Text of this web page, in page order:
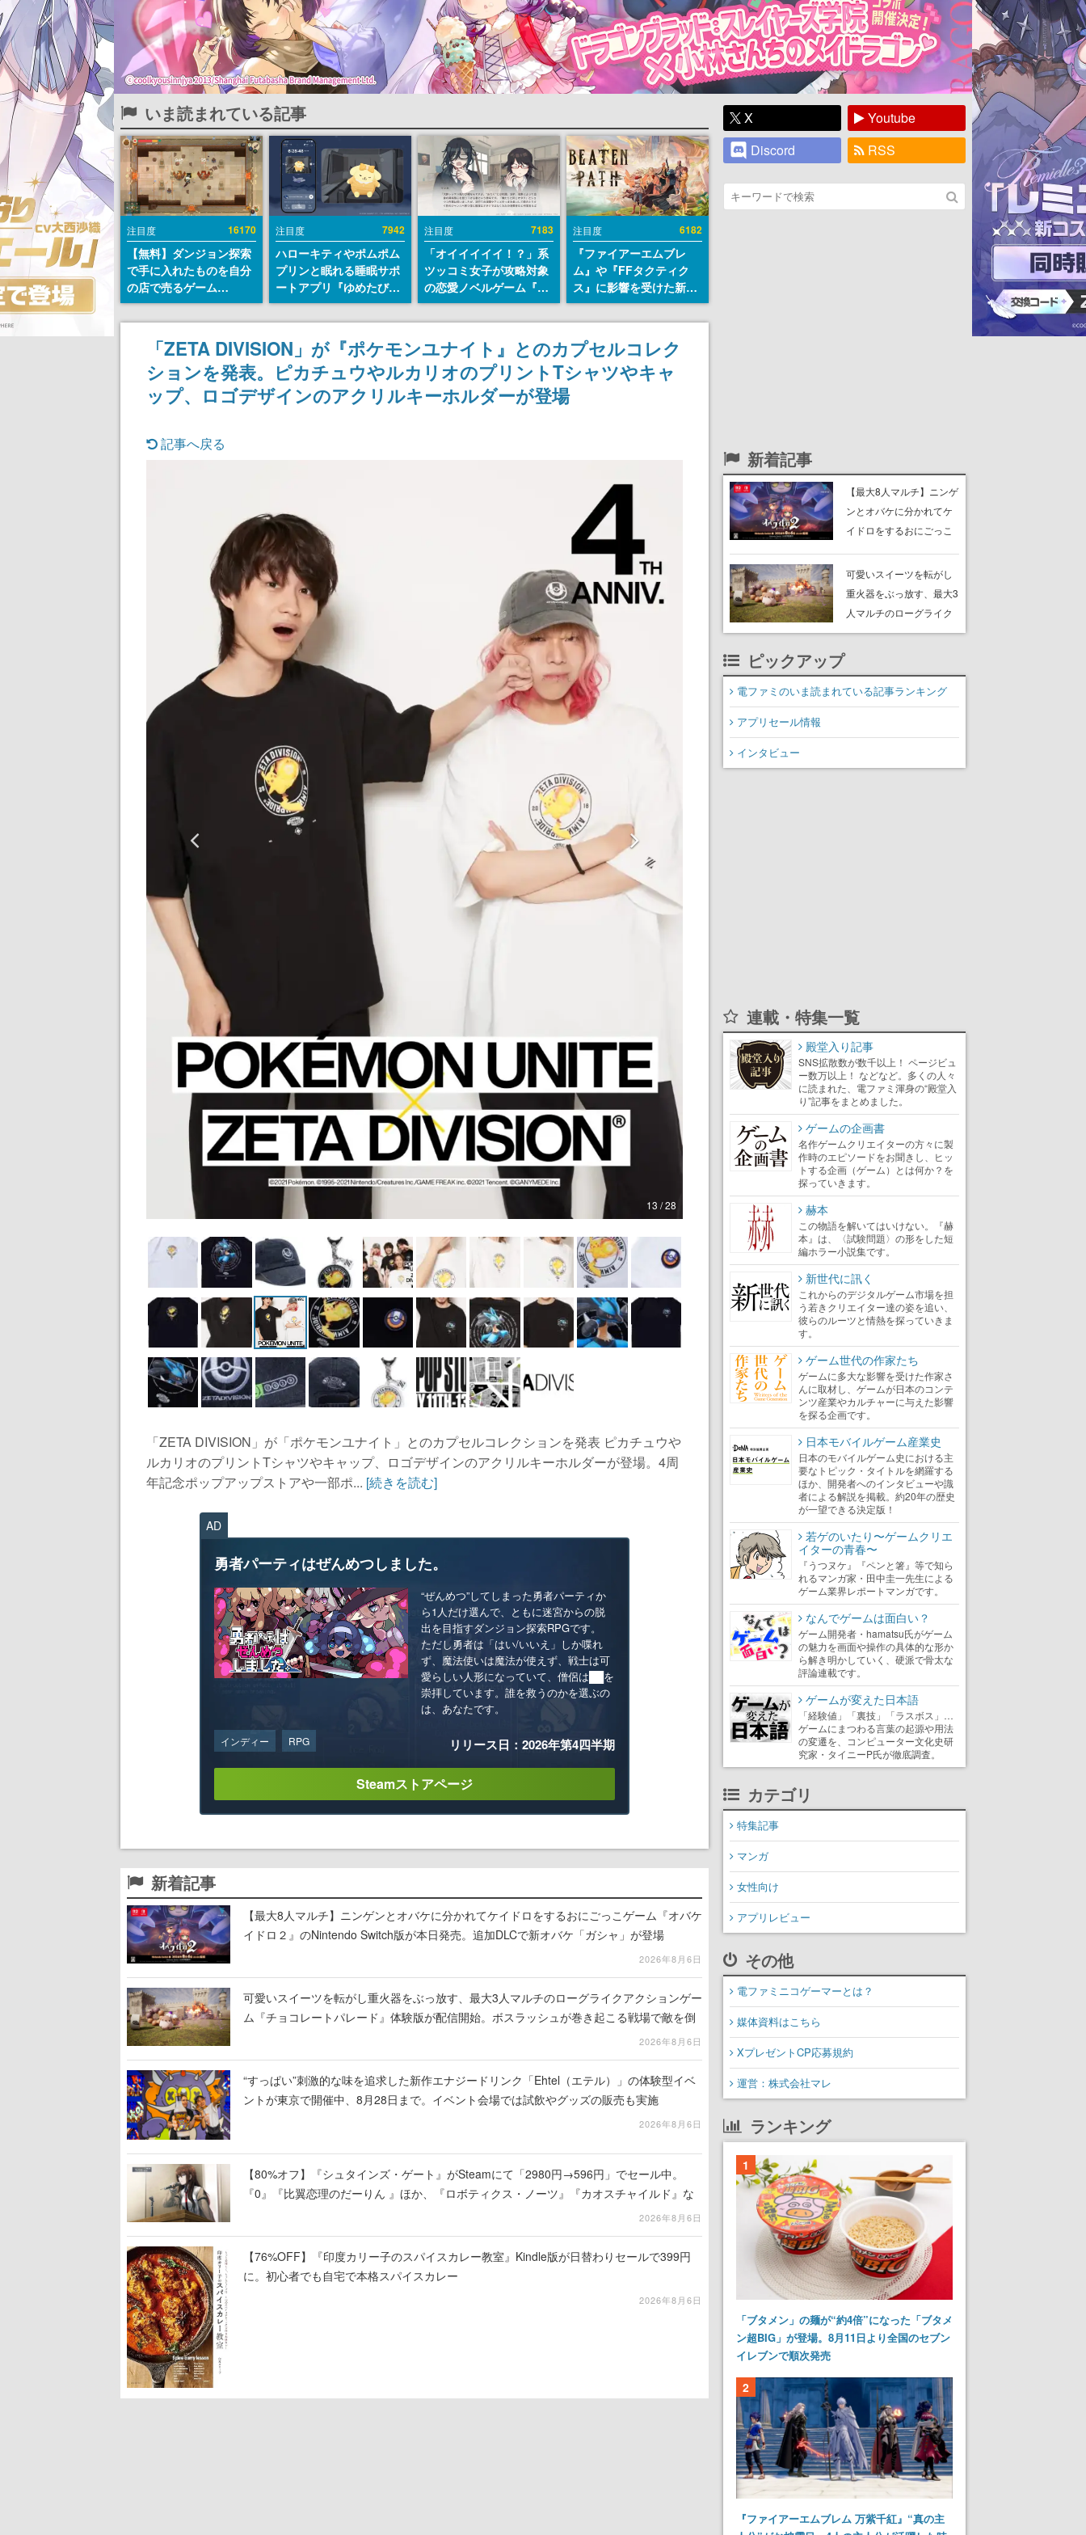
いま読まれている記事
注目度 16170
【無料】ダンジョン探索
で手に入れたものを自分
の店で売るゲーム
『Moonlighter』が
Steamにて無料配布中！
続編『Moonlighter 2』
の9月2日正式リリースを
記念したキャンペーン
注目度 7942
ハローキティやポムポム
プリンと眠れる睡眠サポ
ートアプリ『ゆめたび』
が配信中。キャラごとの
ASMRや目覚ましアラー
ムも搭載
注目度 7183
「オイイイイイ！？」系
ツッコミ女子が攻略対象
の恋愛ノベルゲーム『美
術部カノジョ』Steamス
トアページが公開。「お
前らーそろそろ自重しろ
ー？＾＾」暗黒微笑の夢
女子や、萌え声不思議ち
ゃん女子と青春を謳歌
注目度 6182
『ファイアーエムブレ
ム』や『FFタクティク
ス』に影響を受けた新作
戦略RPG『Beaten
Path』2027年に発売
へ。PC（Steam）、
PS5、Xbox、Switch向
けにリリース予定
「ZETA DIVISION」が『ポケモンユナイト』とのカプセルコレク
ションを発表。ピカチュウやルカリオのプリントTシャツやキャ
ップ、ロゴデザインのアクリルキーホルダーが登場
記事へ戻る
13 / 28
「ZETA DIVISION」が「ポケモンユナイト」とのカプセルコレクションを発表 ピカチュウや
ルカリオのプリントTシャツやキャップ、ロゴデザインのアクリルキーホルダーが登場。4周
年記念ポップアップストアや一部ポ... [続きを読む]
AD
勇者パーティはぜんめつしました。
“ぜんめつ”してしまった勇者パーティか
ら1人だけ選んで、ともに迷宮からの脱
出を目指すダンジョン探索RPGです。
ただし勇者は「はい/いいえ」しか喋れ
ず、魔法使いは魔法が使えず、戦士は可
愛らしい人形になっていて、僧侶は██を
崇拝しています。誰を救うのかを選ぶの
は、あなたです。
インディー RPG リリース日：2026年第4四半期
Steamストアページ
新着記事
【最大8人マルチ】ニンゲンとオバケに分かれてケイドロをするおにごっこゲーム『オバケ
イドロ２』のNintendo Switch版が本日発売。追加DLCで新オバケ「ガシャ」が登場
2026年8月6日
可愛いスイーツを転がし重火器をぶっ放す、最大3人マルチのローグライクアクションゲー
ム『チョコレートパレード』体験版が配信開始。ボスラッシュが巻き起こる戦場で敵を倒
2026年8月6日
“すっぱい”刺激的な味を追求した新作エナジードリンク「Ehtel（エテル）」の体験型イベ
ントが東京で開催中、8月28日まで。イベント会場では試飲やグッズの販売も実施
2026年8月6日
【80%オフ】『シュタインズ・ゲート』がSteamにて「2980円→596円」でセール中。
『0』『比翼恋理のだーりん 』ほか、『ロボティクス・ノーツ』『カオスチャイルド』な
2026年8月6日
【76%OFF】『印度カリー子のスパイスカレー教室』Kindle版が日替わりセールで399円
に。初心者でも自宅で本格スパイスカレー
2026年8月6日
X
Youtube
Discord
RSS
新着記事
【最大8人マルチ】ニンゲ
ンとオバケに分かれてケ
イドロをするおにごっこ
２』のNintendo Switch版
が本日発売。追加DLCで
新オバケ「ガシャ」が登
可愛いスイーツを転がし
重火器をぶっ放す、最大3
人マルチのローグライク
アクションゲーム『チョ
シュが巻き起こる戦場で
敵を倒し、コインを集め
ピックアップ
電ファミのいま読まれている記事ランキング
アプリセール情報
インタビュー
連載・特集一覧
殿堂入り記事
SNS拡散数が数千以上！ ページビュ
ー数万以上！ などなど。多くの人々
に読まれた、電ファミ渾身の“殿堂入
り”記事をまとめました。
ゲームの企画書
名作ゲームクリエイターの方々に製
作時のエピソードをお聞きし、ヒッ
トする企画（ゲーム）とは何か？を
探っていきます。
赫本
この物語を解いてはいけない。『赫
本』は、〈試験問題〉の形をした短
編ホラー小説集です。
新世代に訊く
これからのデジタルゲーム市場を担
う若きクリエイター達の姿を追い、
彼らのルーツと情熱を探っていきま
す。
ゲーム世代の作家たち
ゲームに多大な影響を受けた作家さ
んに取材し、ゲームが日本のコンテ
ンツ産業やカルチャーに与えた影響
を探る企画です。
日本モバイルゲーム産業史
日本のモバイルゲーム史における主
要なトピック・タイトルを網羅する
ほか、開発者へのインタビューや識
者による解説を掲載。約20年の歴史
が一望できる決定版！
若ゲのいたり〜ゲームクリエ
イターの青春〜
『うつヌケ』『ペンと箸』等で知ら
れるマンガ家・田中圭一先生による
ゲーム業界レポートマンガです。
なんでゲームは面白い？
ゲーム開発者・hamatsu氏がゲーム
の魅力を画面や操作の具体的な形か
ら解き明かしていく、硬派で骨太な
評論連載です。
ゲームが変えた日本語
「経験値」「裏技」「ラスボス」…
ゲームにまつわる言葉の起源や用法
の変遷を、コンピューター文化史研
究家・タイニーP氏が徹底調査。
カテゴリ
特集記事
マンガ
女性向け
アプリレビュー
その他
電ファミニコゲーマーとは？
媒体資料はこちら
XプレゼントCP応募規約
運営：株式会社マレ
ランキング
1
「ブタメン」の麺が“約4倍”になった「ブタメ
ン超BIG」が登場。8月11日より全国のセブン
イレブンで順次発売
2
『ファイアーエムブレム 万紫千紅』“真の主